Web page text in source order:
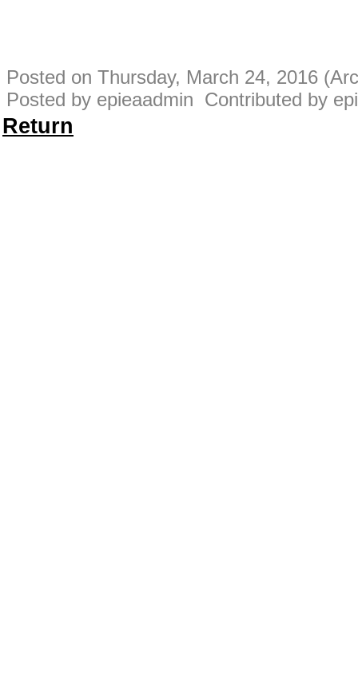
Posted on Thursday, March 24, 2016
Posted by epieaadmin Contributed by
Return